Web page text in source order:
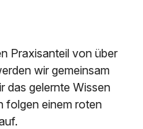
Praxisanteil von über
wir gemeinsam
das gelernte Wissen
folgen einem roten